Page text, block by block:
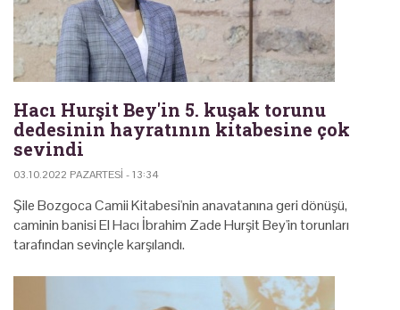
Hacı Hurşit Bey'in 5. kuşak torunu
dedesinin hayratının kitabesine çok
sevindi
03.10.2022 PAZARTESI - 13:34
Şile Bozgoca Camii Kitabesi'nin anavatanına geri dönüşü,
caminin banisi El Hacı İbrahim Zade Hurşit Bey'in torunları
tarafından sevinçle karşılandı.